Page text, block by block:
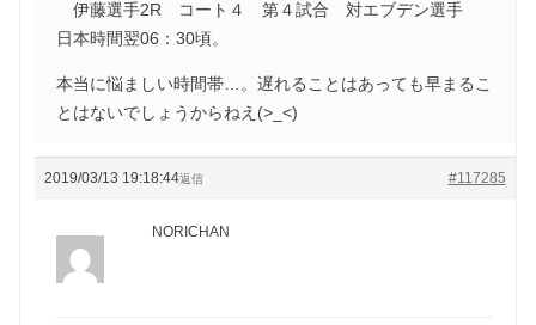
伊藤選手2R コート４ 第４試合 対エブデン選手
日本時間翌06：30頃。
本当に悩ましい時間帯…。遅れることはあっても早まるこ
とはないでしょうからねえ(>_<)
2019/03/13 19:18:44 #117285
返信
NORICHAN